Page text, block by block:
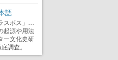
語
スボス」…
起源や用法
ー文化史研
調査。